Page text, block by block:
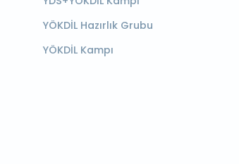
YÖKDİL Hazırlık Grubu
YÖKDİL Kampı